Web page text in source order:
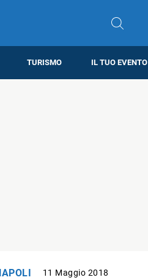
TURISMO IL TUO EVENTO
11 Maggio 2018